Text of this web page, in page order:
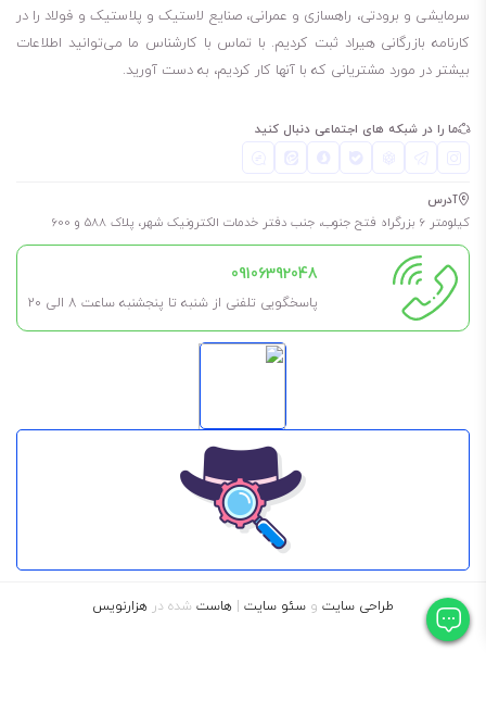
فیزیکی و
شیمیایی
CST
100ºC
گرانروی اشتعال
ºC
ریزش
ºC
15ºC kg/m3
mg
KOH/g
روش آزمون
ASTM
ASTM
ASTM
ASTM
ASTM
بهران سوپر
پیشتاز 20/50
سرمایشی و برودتی، راهسازی و عمرانی، صنایع لاستیک و پلاستیک و فولاد را در
کارنامه بازرگانی هیراد ثبت کردیم. با تماس با کارشناس ما می‌توانید اطلاعات
بیشتر در مورد مشتریانی که با آنها کار کردیم، به دست آورید.
ما را در شبکه های اجتماعی دنبال کنید
آدرس
کیلومتر 6 بزرگراه فتح جنوب، جنب دفتر خدمات الکترونیک شهر، پلاک 588 و 600
09106392048
پاسخگویی تلفنی از شنبه تا پنجشنبه ساعت 8 الی ۲۰
طراحی سایت و سئو سایت | هاست شده در هزارنویس